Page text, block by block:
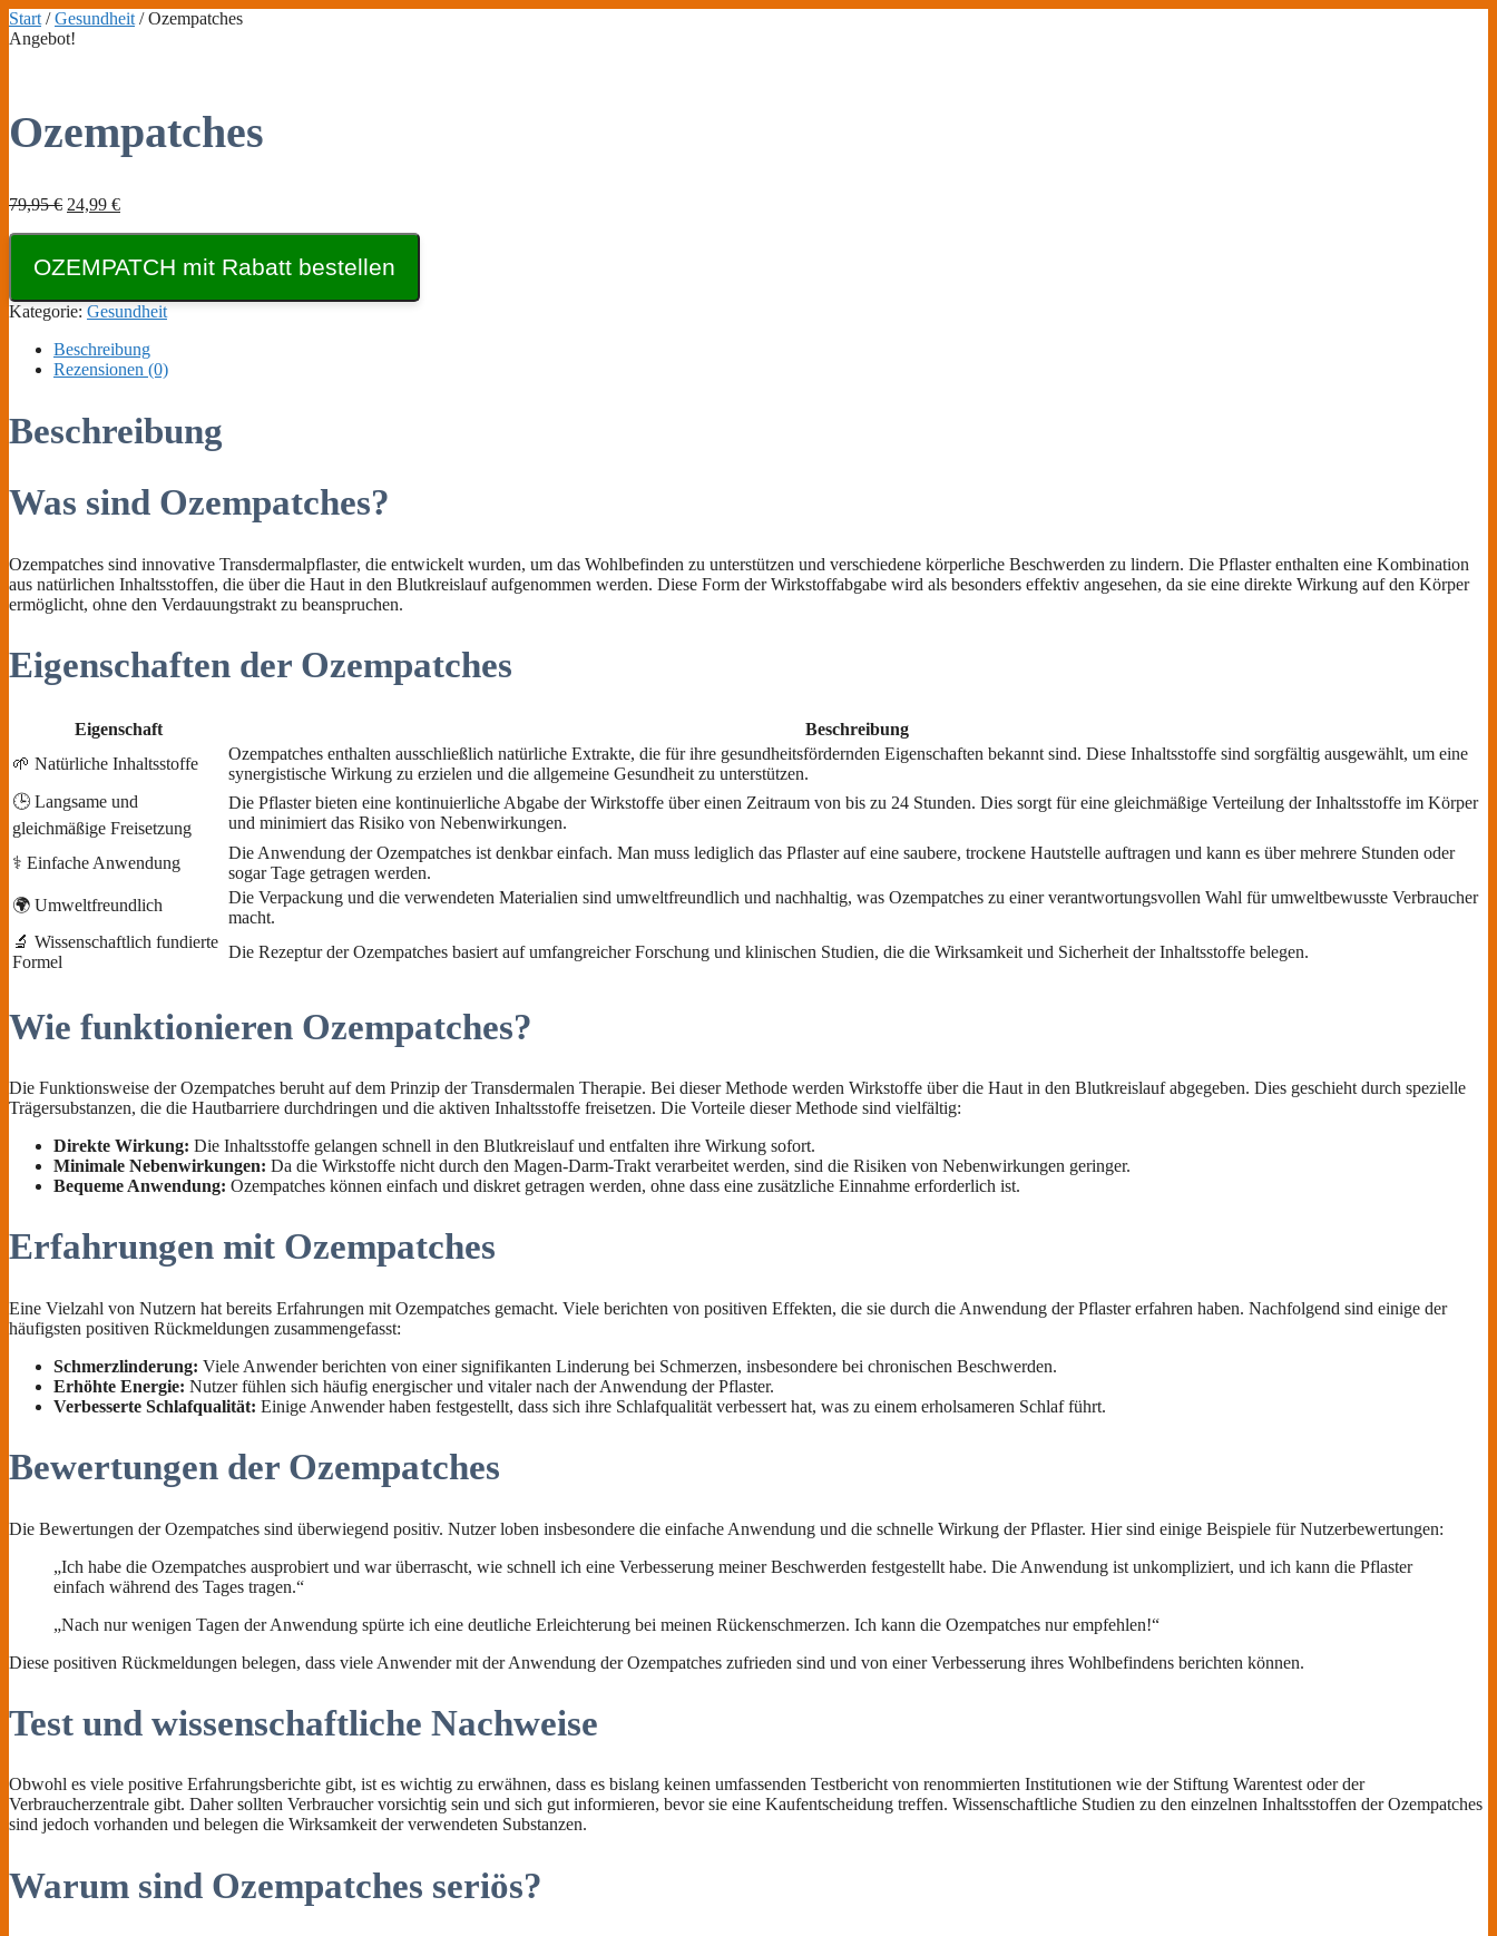
Zum
Inhalt
Start /Gesundheit / Ozempatches
Angebot!
Ozempatches
79,95€ Ursprünglicher
79,95 €
24,99 €Aktueller
24,99 €.
OZEMPATCH mit Rabatt bestellen
Kategorie: Gesundheit
Beschreibung
Rezensionen (0)
Beschreibung
Was sind Ozempatches?
Ozempatches sind innovative Transdermalpflaster, die entwickelt wurden, um das Wohlbefinden zu unterstützen und verschiedene körperliche Beschwerden zu lindern. Die Pflaster enthalten eine Kombination
aus natürlichen Inhaltsstoffen, die über die Haut in den Blutkreislauf aufgenommen werden. Diese Form der Wirkstoffabgabe wird als besonders effektiv angesehen, da sie eine direkte Wirkung auf den Körper
ermöglicht, ohne den Verdauungstrakt zu beanspruchen.
Eigenschaften der Ozempatches
Eigenschaft
Beschreibung
🌱 Natürliche Inhaltsstoffe
Ozempatches enthalten ausschließlich natürliche Extrakte, die für ihre gesundheitsfördernden Eigenschaften bekannt sind. Diese Inhaltsstoffe sind sorgfältig ausgewählt, um eine
synergistische Wirkung zu erzielen und die allgemeine Gesundheit zu unterstützen.
🕒 Langsame und
gleichmäßige Freisetzung
Die Pflaster bieten eine kontinuierliche Abgabe der Wirkstoffe über einen Zeitraum von bis zu 24 Stunden. Dies sorgt für eine gleichmäßige Verteilung der Inhaltsstoffe im Körper
und minimiert das Risiko von Nebenwirkungen.
⚕️ Einfache Anwendung
Die Anwendung der Ozempatches ist denkbar einfach. Man muss lediglich das Pflaster auf eine saubere, trockene Hautstelle auftragen und kann es über mehrere Stunden oder
sogar Tage getragen werden.
🌍 Umweltfreundlich
Die Verpackung und die verwendeten Materialien sind umweltfreundlich und nachhaltig, was Ozempatches zu einer verantwortungsvollen Wahl für umweltbewusste Verbraucher
macht.
🔬 Wissenschaftlich fundierte
Formel
Die Rezeptur der Ozempatches basiert auf umfangreicher Forschung und klinischen Studien, die die Wirksamkeit und Sicherheit der Inhaltsstoffe belegen.
Wie funktionieren Ozempatches?
Die Funktionsweise der Ozempatches beruht auf dem Prinzip der Transdermalen Therapie. Bei dieser Methode werden Wirkstoffe über die Haut in den Blutkreislauf abgegeben. Dies geschieht durch spezielle
Trägersubstanzen, die die Hautbarriere durchdringen und die aktiven Inhaltsstoffe freisetzen. Die Vorteile dieser Methode sind vielfältig:
Direkte Wirkung: Die Inhaltsstoffe gelangen schnell in den Blutkreislauf und entfalten ihre Wirkung sofort.
Minimale Nebenwirkungen: Da die Wirkstoffe nicht durch den Magen-Darm-Trakt verarbeitet werden, sind die Risiken von Nebenwirkungen geringer.
Bequeme Anwendung: Ozempatches können einfach und diskret getragen werden, ohne dass eine zusätzliche Einnahme erforderlich ist.
Erfahrungen mit Ozempatches
Eine Vielzahl von Nutzern hat bereits Erfahrungen mit Ozempatches gemacht. Viele berichten von positiven Effekten, die sie durch die Anwendung der Pflaster erfahren haben. Nachfolgend sind einige der
häufigsten positiven Rückmeldungen zusammengefasst:
Schmerzlinderung: Viele Anwender berichten von einer signifikanten Linderung bei Schmerzen, insbesondere bei chronischen Beschwerden.
Erhöhte Energie: Nutzer fühlen sich häufig energischer und vitaler nach der Anwendung der Pflaster.
Verbesserte Schlafqualität: Einige Anwender haben festgestellt, dass sich ihre Schlafqualität verbessert hat, was zu einem erholsameren Schlaf führt.
Bewertungen der Ozempatches
Die Bewertungen der Ozempatches sind überwiegend positiv. Nutzer loben insbesondere die einfache Anwendung und die schnelle Wirkung der Pflaster. Hier sind einige Beispiele für Nutzerbewertungen:
„Ich habe die Ozempatches ausprobiert und war überrascht, wie schnell ich eine Verbesserung meiner Beschwerden festgestellt habe. Die Anwendung ist unkompliziert, und ich kann die Pflaster
einfach während des Tages tragen.“
„Nach nur wenigen Tagen der Anwendung spürte ich eine deutliche Erleichterung bei meinen Rückenschmerzen. Ich kann die Ozempatches nur empfehlen!“
Diese positiven Rückmeldungen belegen, dass viele Anwender mit der Anwendung der Ozempatches zufrieden sind und von einer Verbesserung ihres Wohlbefindens berichten können.
Test und wissenschaftliche Nachweise
Obwohl es viele positive Erfahrungsberichte gibt, ist es wichtig zu erwähnen, dass es bislang keinen umfassenden Testbericht von renommierten Institutionen wie der Stiftung Warentest oder der
Verbraucherzentrale gibt. Daher sollten Verbraucher vorsichtig sein und sich gut informieren, bevor sie eine Kaufentscheidung treffen. Wissenschaftliche Studien zu den einzelnen Inhaltsstoffen der Ozempatches
sind jedoch vorhanden und belegen die Wirksamkeit der verwendeten Substanzen.
Warum sind Ozempatches seriös?